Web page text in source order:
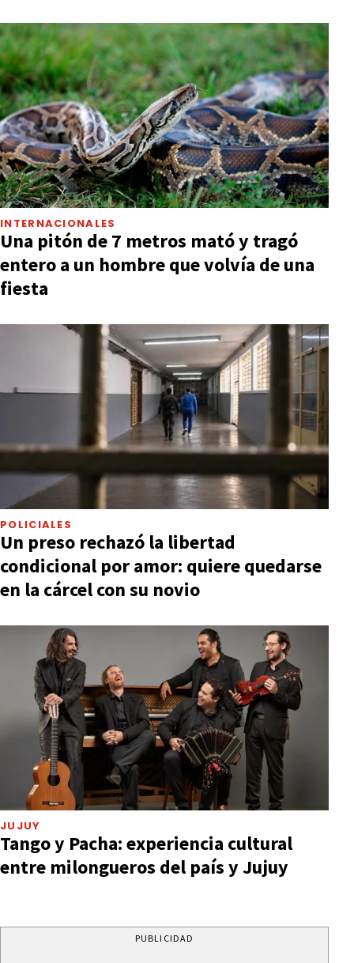
INTERNACIONALES
Una pitón de 7 metros mató y tragó
entero a un hombre que volvía de una
fiesta
POLICIALES
Un preso rechazó la libertad
condicional por amor: quiere quedarse
en la cárcel con su novio
JUJUY
Tango y Pacha: experiencia cultural
entre milongueros del país y Jujuy
PUBLICIDAD